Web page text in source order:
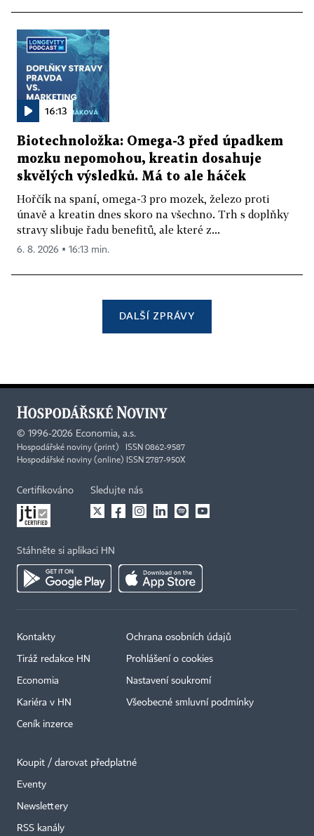
16:13
Biotechnoložka: Omega-3 před úpadkem
mozku nepomohou, kreatin dosahuje
skvělých výsledků. Má to ale háček
Hořčík na spaní, omega-3 pro mozek, železo proti
únavě a kreatin dnes skoro na všechno. Trh s doplňky
stravy slibuje řadu benefitů, ale které z...
6. 8. 2026 ▪ 16:13 min.
DALŠÍ ZPRÁVY
© 1996-2026 Economia, a.s.
Hospodářské noviny (print) ISSN 0862-9587
Hospodářské noviny (online) ISSN 2787-950X
Certifikováno Sledujte nás
Stáhněte si aplikaci HN
Kontakty
Tiráž redakce HN
Economia
Kariéra v HN
Ceník inzerce
Ochrana osobních údajů
Prohlášení o cookies
Nastavení soukromí
Všeobecné smluvní podmínky
Koupit / darovat předplatné
Eventy
Newslettery
RSS kanály